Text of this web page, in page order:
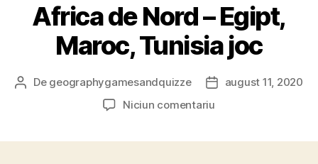
Africa de Nord – Egipt,
Maroc, Tunisia joc
Autor
De geographygamesandquizze
Datăaugust 11, 2020
Niciun comentariula